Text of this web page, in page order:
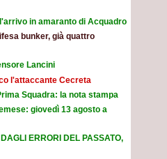
in amaranto di Acquadro
bunker, già quattro
Lancini
l'attaccante Cecreta
Squadra: la nota stampa
giovedì 13 agosto a
ERRORI DEL PASSATO,